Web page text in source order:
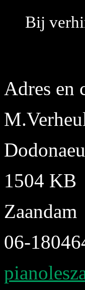
Bij
Adres en
1504 KB
Zaandam
06-